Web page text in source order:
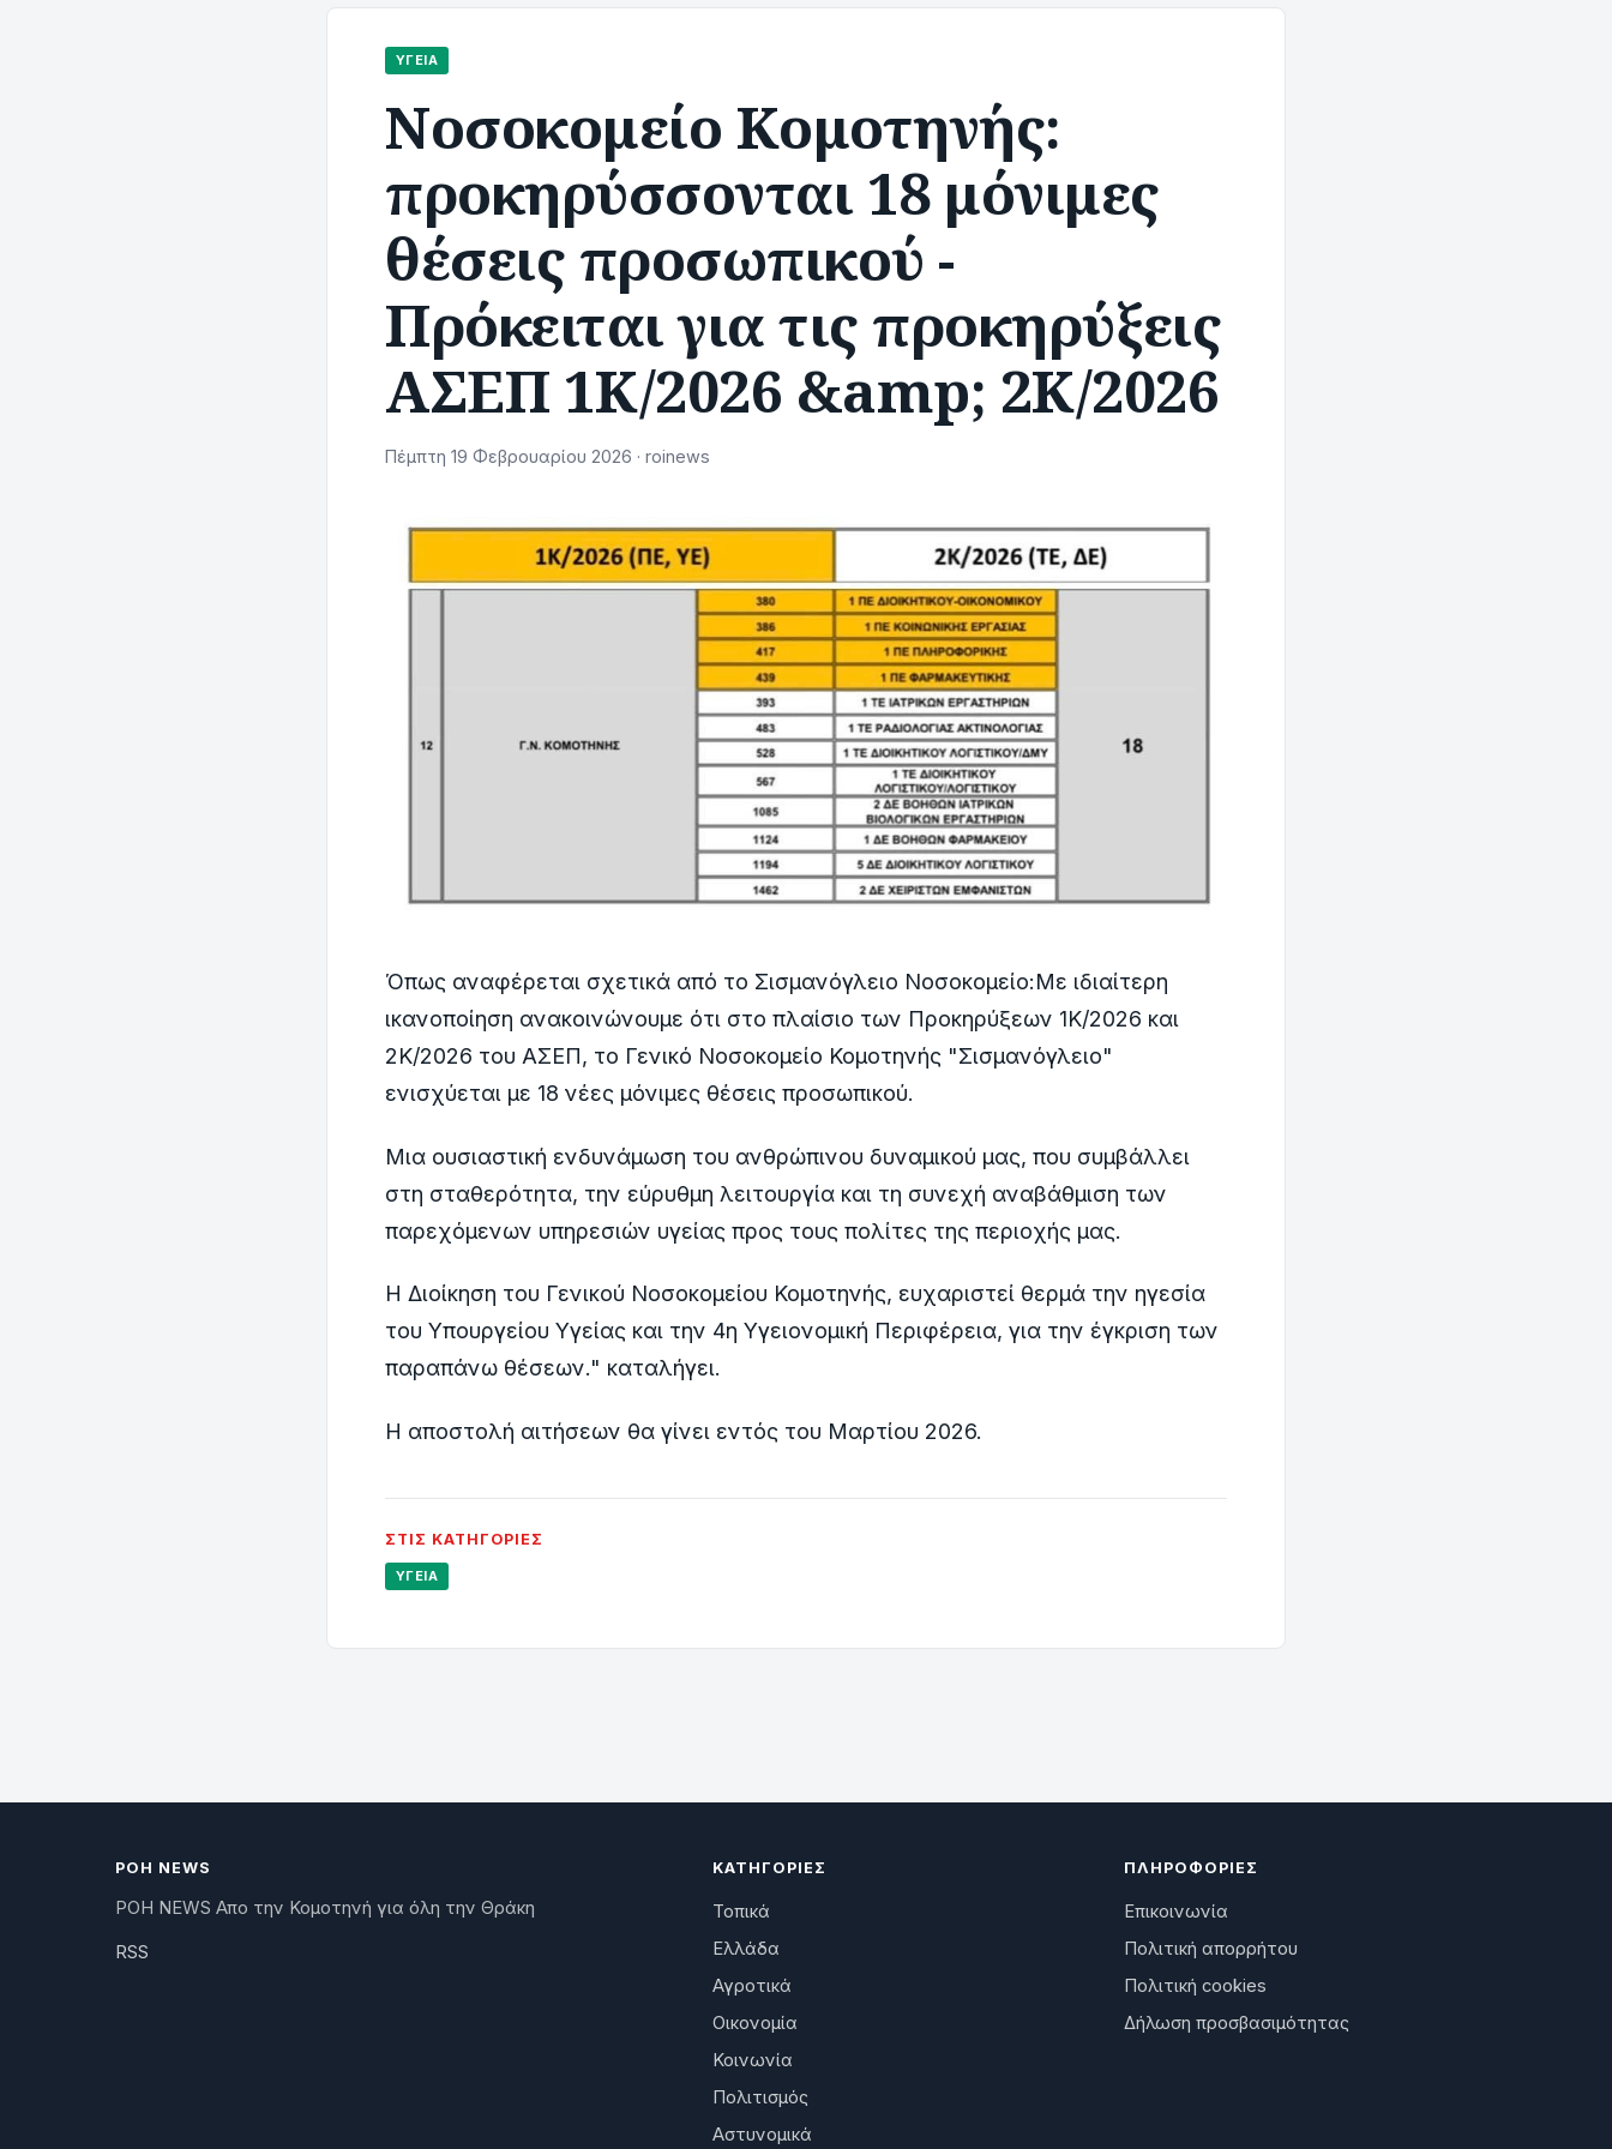
ΥΓΕΊΑ
Νοσοκομείο Κομοτηνής:
προκηρύσσονται 18 μόνιμες
θέσεις προσωπικού -
Πρόκειται για τις προκηρύξεις
ΑΣΕΠ 1Κ/2026 &amp; 2Κ/2026
Πέμπτη 19 Φεβρουαρίου 2026 · roinews
Όπως αναφέρεται σχετικά από το Σισμανόγλειο Νοσοκομείο:Με ιδιαίτερη
ικανοποίηση ανακοινώνουμε ότι στο πλαίσιο των Προκηρύξεων 1Κ/2026 και
2Κ/2026 του ΑΣΕΠ, το Γενικό Νοσοκομείο Κομοτηνής "Σισμανόγλειο"
ενισχύεται με 18 νέες μόνιμες θέσεις προσωπικού.
Μια ουσιαστική ενδυνάμωση του ανθρώπινου δυναμικού μας, που συμβάλλει
στη σταθερότητα, την εύρυθμη λειτουργία και τη συνεχή αναβάθμιση των
παρεχόμενων υπηρεσιών υγείας προς τους πολίτες της περιοχής μας.
Η Διοίκηση του Γενικού Νοσοκομείου Κομοτηνής, ευχαριστεί θερμά την ηγεσία
του Υπουργείου Υγείας και την 4η Υγειονομική Περιφέρεια, για την έγκριση των
παραπάνω θέσεων." καταλήγει.
Η αποστολή αιτήσεων θα γίνει εντός του Μαρτίου 2026.
ΣΤΙΣ ΚΑΤΗΓΟΡΊΕΣ
ΥΓΕΊΑ
ΡΟΗ NEWS
ΡΟΗ NEWS Απο την Κομοτηνή για όλη την Θράκη
RSS
ΚΑΤΗΓΟΡΊΕΣ
Τοπικά
Ελλάδα
Αγροτικά
Οικονομία
Κοινωνία
Πολιτισμός
Αστυνομικά
ΠΛΗΡΟΦΟΡΊΕΣ
Επικοινωνία
Πολιτική απορρήτου
Πολιτική cookies
Δήλωση προσβασιμότητας